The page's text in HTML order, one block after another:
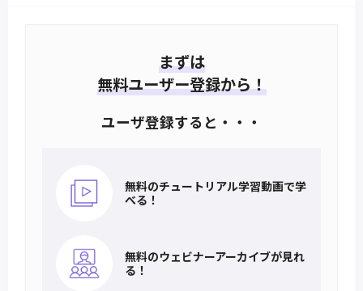
まずは
無料ユーザー登録から！
ユーザ登録すると・・・
無料のチュートリアル学習動画で学
べる！
無料のウェビナーアーカイブが見れ
る！